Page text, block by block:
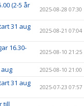
(2-5 år
2025-08-28 07:30
31 aug
2025-08-21 07:04
16.30-
2025-08-10 21:25
2025-08-10 21:00
31 aug
2025-07-23 07:57
till